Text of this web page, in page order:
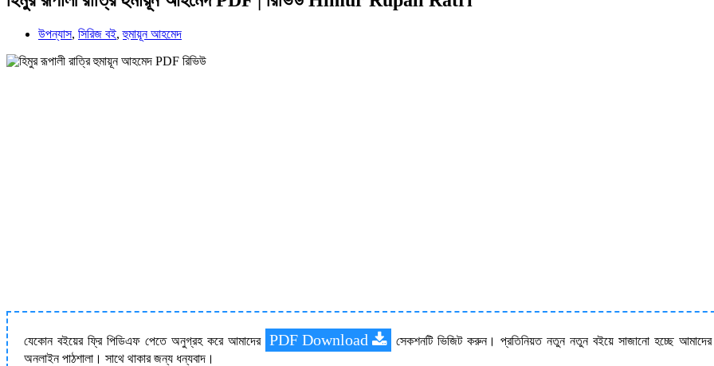
উপন্যাস, সিরিজ বই,হুমায়ূন আহমেদ
যেকোন বইয়ের ফ্রি পিডিএফ পেতে অনুগ্রহ করে আমাদের PDF Download
সেকশনটি ভিজিট করুন। প্রতিনিয়ত নতুন নতুন বইয়ে সাজানো হচ্ছে
অনলাইন পাঠশালা। সাথে থাকার জন্য ধন্যবাদ।